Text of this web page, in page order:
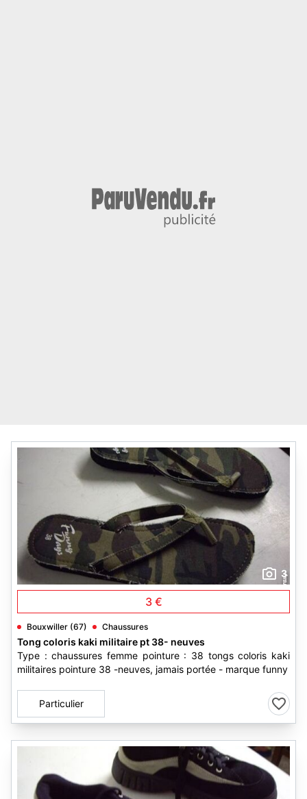
3
3 €
Bouxwiller (67) Chaussures
Tong coloris kaki militaire pt 38- neuves
Type : chaussures femme pointure : 38 tongs coloris kaki
militaires pointure 38 -neuves, jamais portée - marque funny
Particulier